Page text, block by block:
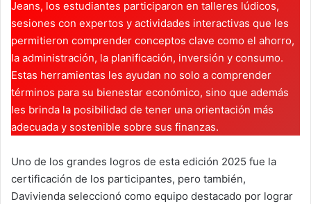
Jeans, los estudiantes participaron en talleres lúdicos,
sesiones con expertos y actividades interactivas que les
permitieron comprender conceptos clave como el ahorro,
la administración, la planificación, inversión y consumo.
Estas herramientas les ayudan no solo a comprender
términos para su bienestar económico, sino que además
les brinda la posibilidad de tener una orientación más
adecuada y sostenible sobre sus finanzas.
Uno de los grandes logros de esta edición 2025 fue la
certificación de los participantes, pero también,
Davivienda seleccionó como equipo destacado por lograr